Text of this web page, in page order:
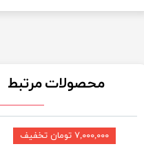
محصولات مرتبط
۷,۰۰۰,۰۰۰ تومان تخفیف